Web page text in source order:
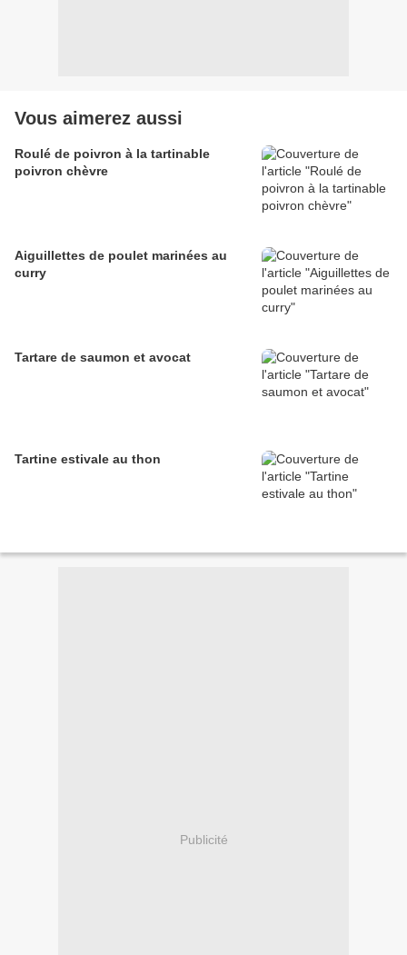
Vous aimerez aussi
Roulé de poivron à la tartinable
poivron chèvre
Aiguillettes de poulet marinées au
curry
Tartare de saumon et avocat
Tartine estivale au thon
Publicité